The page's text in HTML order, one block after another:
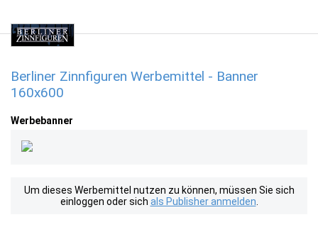
Berliner Zinnfiguren Werbemittel - Banner
160x600
Werbebanner
Um dieses Werbemittel nutzen zu können, müssen Sie sich
einloggen oder sich als Publisher anmelden